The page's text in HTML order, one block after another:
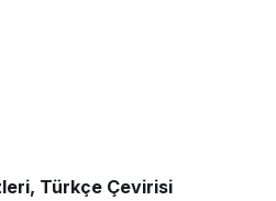
Türkçe Çevirisi